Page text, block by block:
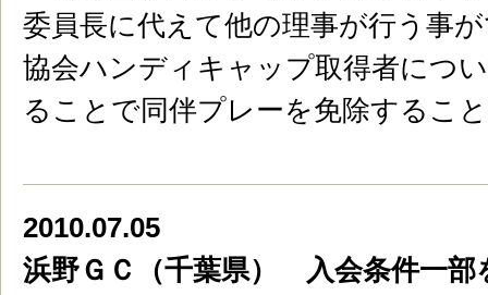
委員長に代えて他の理事が行う事
協会ハンディキャップ取得者につ
ることで同伴プレーを免除するこ
2010.07.05
浜野ＧＣ（千葉県） 入会条件一部